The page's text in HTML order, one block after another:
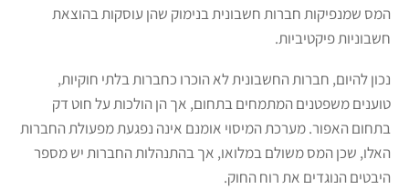
המס שמנפיקות חברות חשבונית בנימוק שהן עוסקות בהוצאת
חשבוניות פיקטיביות.
נכון להיום, חברות החשבונית לא הוכרו כחברות בלתי חוקיות,
טוענים משפטנים המתמחים בתחום, אך הן הולכות על חוט דק
בתחום האפור. מערכת המיסוי אומנם אינה נפגעת מפעולת החברות
האלו, שכן המס משולם במלואו, אך בהתנהלות החברות יש מספר
היבטים הנוגדים את רוח החוק.